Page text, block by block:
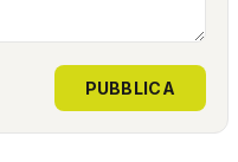
PUBBLICA